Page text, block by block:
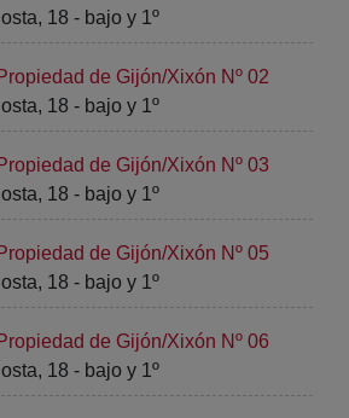
18 - bajo y 1º
de Gijón/Xixón Nº 02
18 - bajo y 1º
de Gijón/Xixón Nº 03
18 - bajo y 1º
de Gijón/Xixón Nº 05
18 - bajo y 1º
de Gijón/Xixón Nº 06
18 - bajo y 1º